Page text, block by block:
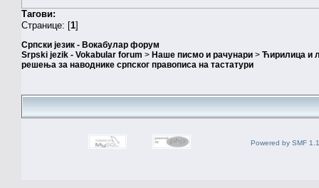
Тагови:
Странице: [1]
Српски језик - Вокабулар форум
Srpski jezik - Vokabular forum > Наше писмо и рачунари > Ћирилица и
решења за наводнике српског правописа на тастатури
Powered by SMF